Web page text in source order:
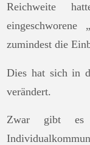
Reichweite
zumindest die
Dies hat sich in
verändert.
Zwar gibt es